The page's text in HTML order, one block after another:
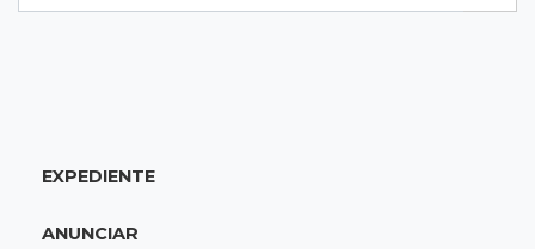
Júri condena homem a 49 anos de prisão por
EXPEDIENTE
ANUNCIAR